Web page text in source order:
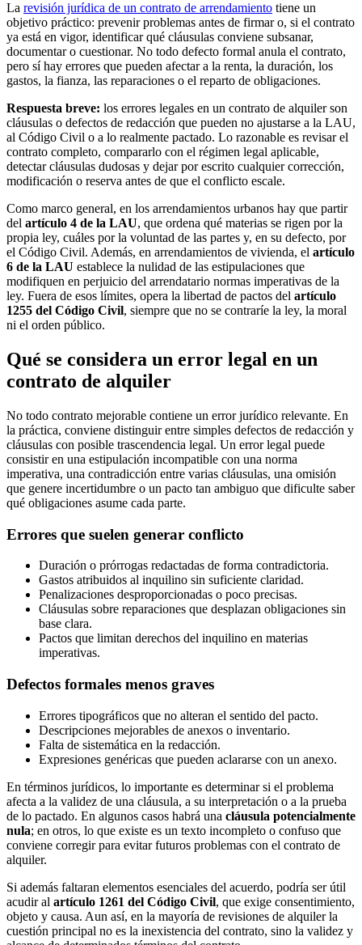
La revisión jurídica de un contrato de arrendamiento tiene un
objetivo práctico: prevenir problemas antes de firmar o, si el contrato
ya está en vigor, identificar qué cláusulas conviene subsanar,
documentar o cuestionar. No todo defecto formal anula el contrato,
pero sí hay errores que pueden afectar a la renta, la duración, los
gastos, la fianza, las reparaciones o el reparto de obligaciones.
Respuesta breve: los errores legales en un contrato de alquiler son
cláusulas o defectos de redacción que pueden no ajustarse a la LAU,
al Código Civil o a lo realmente pactado. Lo razonable es revisar el
contrato completo, compararlo con el régimen legal aplicable,
detectar cláusulas dudosas y dejar por escrito cualquier corrección,
modificación o reserva antes de que el conflicto escale.
Como marco general, en los arrendamientos urbanos hay que partir
del artículo 4 de la LAU, que ordena qué materias se rigen por la
propia ley, cuáles por la voluntad de las partes y, en su defecto, por
el Código Civil. Además, en arrendamientos de vivienda, el artículo
6 de la LAU establece la nulidad de las estipulaciones que
modifiquen en perjuicio del arrendatario normas imperativas de la
ley. Fuera de esos límites, opera la libertad de pactos del artículo
1255 del Código Civil, siempre que no se contraríe la ley, la moral
ni el orden público.
Qué se considera un error legal en un
contrato de alquiler
No todo contrato mejorable contiene un error jurídico relevante. En
la práctica, conviene distinguir entre simples defectos de redacción y
cláusulas con posible trascendencia legal. Un error legal puede
consistir en una estipulación incompatible con una norma
imperativa, una contradicción entre varias cláusulas, una omisión
que genere incertidumbre o un pacto tan ambiguo que dificulte saber
qué obligaciones asume cada parte.
Errores que suelen generar conflicto
Duración o prórrogas redactadas de forma contradictoria.
Gastos atribuidos al inquilino sin suficiente claridad.
Penalizaciones desproporcionadas o poco precisas.
Cláusulas sobre reparaciones que desplazan obligaciones sin
base clara.
Pactos que limitan derechos del inquilino en materias
imperativas.
Defectos formales menos graves
Errores tipográficos que no alteran el sentido del pacto.
Descripciones mejorables de anexos o inventario.
Falta de sistemática en la redacción.
Expresiones genéricas que pueden aclararse con un anexo.
En términos jurídicos, lo importante es determinar si el problema
afecta a la validez de una cláusula, a su interpretación o a la prueba
de lo pactado. En algunos casos habrá una cláusula potencialmente
nula; en otros, lo que existe es un texto incompleto o confuso que
conviene corregir para evitar futuros problemas con el contrato de
alquiler.
Si además faltaran elementos esenciales del acuerdo, podría ser útil
acudir al artículo 1261 del Código Civil, que exige consentimiento,
objeto y causa. Aun así, en la mayoría de revisiones de alquiler la
cuestión principal no es la inexistencia del contrato, sino la validez y